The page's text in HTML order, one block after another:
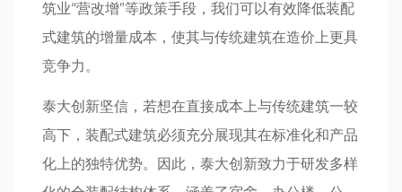
筑业“营改增”等政策手段，我们可以有效降低装配
式建筑的增量成本，使其与传统建筑在造价上更具
竞争力。
泰大创新坚信，若想在直接成本上与传统建筑一较
高下，装配式建筑必须充分展现其在标准化和产品
化上的独特优势。因此，泰大创新致力于研发多样